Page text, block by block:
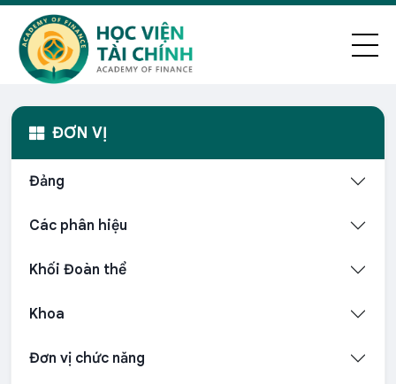
ĐƠN VỊ
Đảng
Các phân hiệu
Khối Đoàn thể
Khoa
Đơn vị chức năng